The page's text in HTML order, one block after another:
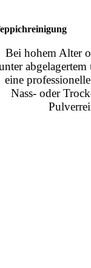
Bei hohem Alter
eine
Nass- oder